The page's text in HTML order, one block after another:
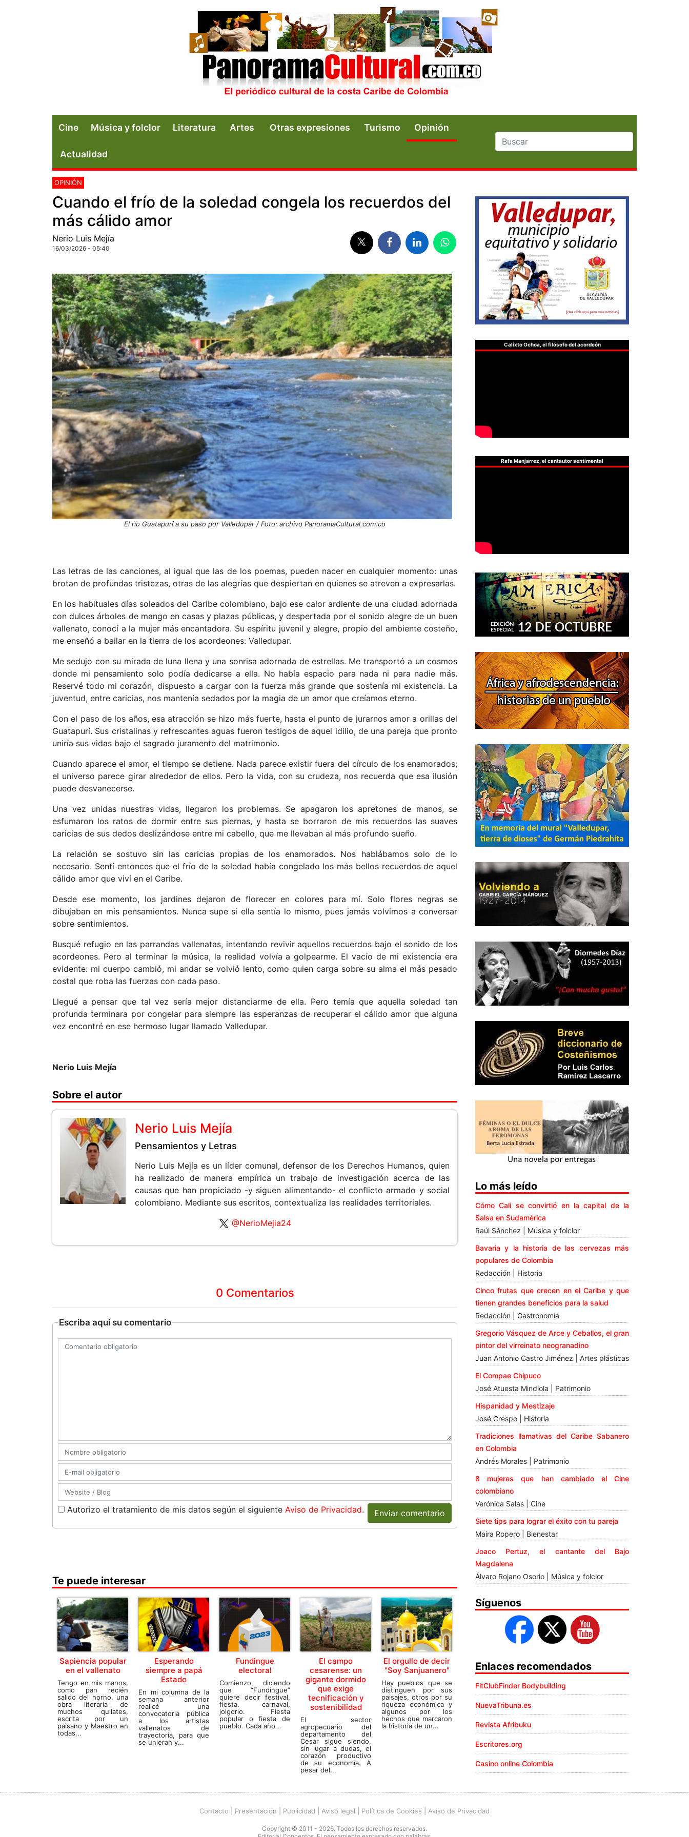
Cine Música y folclor Literatura Artes Otras expresiones Turismo Opinión
Actualidad
OPINIÓN
Cuando el frío de la soledad congela los recuerdos del
más cálido amor
Nerio Luis Mejía
16/03/2026 - 05:40
El río Guatapurí a su paso por Valledupar / Foto: archivo PanoramaCultural.com.co
Las letras de las canciones, al igual que las de los poemas, pueden nacer en cualquier momento: unas
brotan de profundas tristezas, otras de las alegrías que despiertan en quienes se atreven a expresarlas.
En los habituales días soleados del Caribe colombiano, bajo ese calor ardiente de una ciudad adornada
con dulces árboles de mango en casas y plazas públicas, y despertada por el sonido alegre de un buen
vallenato, conocí a la mujer más encantadora. Su espíritu juvenil y alegre, propio del ambiente costeño,
me enseñó a bailar en la tierra de los acordeones: Valledupar.
Me sedujo con su mirada de luna llena y una sonrisa adornada de estrellas. Me transportó a un cosmos
donde mi pensamiento solo podía dedicarse a ella. No había espacio para nada ni para nadie más.
Reservé todo mi corazón, dispuesto a cargar con la fuerza más grande que sostenía mi existencia. La
juventud, entre caricias, nos mantenía sedados por la magia de un amor que creíamos eterno.
Con el paso de los años, esa atracción se hizo más fuerte, hasta el punto de jurarnos amor a orillas del
Guatapurí. Sus cristalinas y refrescantes aguas fueron testigos de aquel idilio, de una pareja que pronto
uniría sus vidas bajo el sagrado juramento del matrimonio.
Cuando aparece el amor, el tiempo se detiene. Nada parece existir fuera del círculo de los enamorados;
el universo parece girar alrededor de ellos. Pero la vida, con su crudeza, nos recuerda que esa ilusión
puede desvanecerse.
Una vez unidas nuestras vidas, llegaron los problemas. Se apagaron los apretones de manos, se
esfumaron los ratos de dormir entre sus piernas, y hasta se borraron de mis recuerdos las suaves
caricias de sus dedos deslizándose entre mi cabello, que me llevaban al más profundo sueño.
La relación se sostuvo sin las caricias propias de los enamorados. Nos hablábamos solo de lo
necesario. Sentí entonces que el frío de la soledad había congelado los más bellos recuerdos de aquel
cálido amor que viví en el Caribe.
Desde ese momento, los jardines dejaron de florecer en colores para mí. Solo flores negras se
dibujaban en mis pensamientos. Nunca supe si ella sentía lo mismo, pues jamás volvimos a conversar
sobre sentimientos.
Busqué refugio en las parrandas vallenatas, intentando revivir aquellos recuerdos bajo el sonido de los
acordeones. Pero al terminar la música, la realidad volvía a golpearme. El vacío de mi existencia era
evidente: mi cuerpo cambió, mi andar se volvió lento, como quien carga sobre su alma el más pesado
costal que roba las fuerzas con cada paso.
Llegué a pensar que tal vez sería mejor distanciarme de ella. Pero temía que aquella soledad tan
profunda terminara por congelar para siempre las esperanzas de recuperar el cálido amor que alguna
vez encontré en ese hermoso lugar llamado Valledupar.
Nerio Luis Mejía
Sobre el autor
Nerio Luis Mejía
Pensamientos y Letras
Nerio Luis Mejía es un líder comunal, defensor de los Derechos Humanos, quien
ha realizado de manera empírica un trabajo de investigación acerca de las
causas que han propiciado -y siguen alimentando- el conflicto armado y social
colombiano. Mediante sus escritos, contextualiza las realidades territoriales.
@NerioMejia24
0 Comentarios
Escriba aquí su comentario
Autorizo el tratamiento de mis datos según el siguiente Aviso de Privacidad. Enviar comentario
Te puede interesar
Sapiencia popular
en el vallenato
Tengo en mis manos,
como pan recién
salido del horno, una
obra literaria de
muchos quilates,
escrita por un
paisano y Maestro en
todas...
Esperando
siempre a papá
Estado
En mi columna de la
semana anterior
realicé una
convocatoria pública
a los artistas
vallenatos de
trayectoria, para que
se unieran y...
Fundingue
electoral
Comienzo diciendo
que “Fundingue”
quiere decir festival,
fiesta. carnaval,
jolgorio. Fiesta
popular o fiesta de
pueblo. Cada año...
El campo
cesarense: un
gigante dormido
que exige
tecnificación y
sostenibilidad
El sector
agropecuario del
departamento del
Cesar sigue siendo,
sin lugar a dudas, el
corazón productivo
de su economía. A
pesar del...
El orgullo de decir
"Soy Sanjuanero"
Hay pueblos que se
distinguen por sus
paisajes, otros por su
riqueza económica y
algunos por los
hechos que marcaron
la historia de un...
Calixto Ochoa, el filósofo del acordeón
Rafa Manjarrez, el cantautor sentimental
Lo más leído
Cómo Cali se convirtió en la capital de la
Salsa en Sudamérica
Raúl Sánchez | Música y folclor
Bavaria y la historia de las cervezas más
populares de Colombia
Redacción | Historia
Cinco frutas que crecen en el Caribe y que
tienen grandes beneficios para la salud
Redacción | Gastronomía
Gregorio Vásquez de Arce y Ceballos, el gran
pintor del virreinato neogranadino
Juan Antonio Castro Jiménez | Artes plásticas
El Compae Chipuco
José Atuesta Mindiola | Patrimonio
Hispanidad y Mestizaje
José Crespo | Historia
Tradiciones llamativas del Caribe Sabanero
en Colombia
Andrés Morales | Patrimonio
8 mujeres que han cambiado el Cine
colombiano
Verónica Salas | Cine
Siete tips para lograr el éxito con tu pareja
Maira Ropero | Bienestar
Joaco Pertuz, el cantante del Bajo
Magdalena
Álvaro Rojano Osorio | Música y folclor
Síguenos
Enlaces recomendados
FitClubFinder Bodybuilding
NuevaTribuna.es
Revista Afribuku
Escritores.org
Casino online Colombia
Contacto Presentación Publicidad Aviso legal Política de Cookies Aviso de Privacidad
Copyright © 2011 - 2026. Todos los derechos reservados.